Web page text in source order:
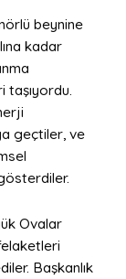
beynine
kadar
taşıyordu.
geçtiler, ve
Ovalar
Başkanlık